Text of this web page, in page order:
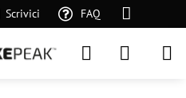
Scrivici FAQ